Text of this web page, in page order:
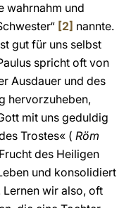
wahrnahm und
[2] nannte.
gut für uns selbst
spricht oft von
Ausdauer und des
hervorzuheben,
mit uns geduldig
Trostes« ( Röm
des Heiligen
und konsolidiert
Lernen wir also, oft